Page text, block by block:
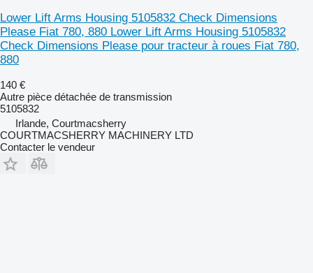
Lower Lift Arms Housing 5105832 Check Dimensions
Please Fiat 780, 880 Lower Lift Arms Housing 5105832
Check Dimensions Please pour tracteur à roues Fiat 780,
880
140 €
Autre pièce détachée de transmission
5105832
Irlande, Courtmacsherry
COURTMACSHERRY MACHINERY LTD
Contacter le vendeur